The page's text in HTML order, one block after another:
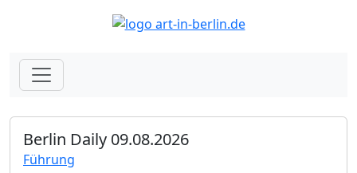
Berlin Daily 09.08.2026
Führung